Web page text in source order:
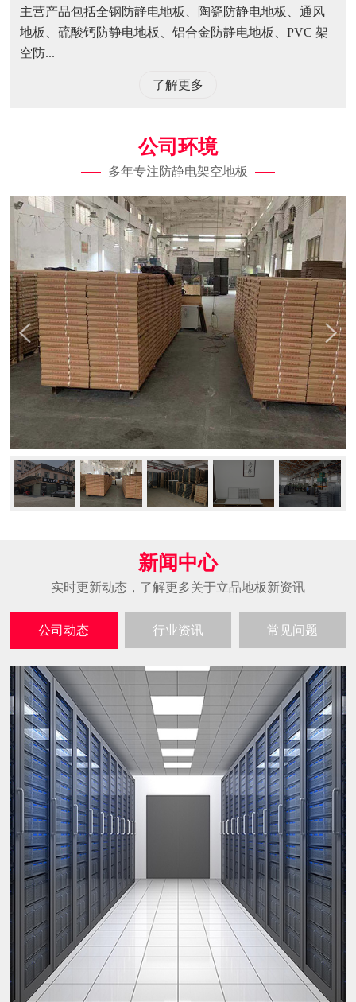
主营产品包括全钢防静电地板、陶瓷防静电地板、通风
地板、硫酸钙防静电地板、铝合金防静电地板、PVC 架
空防...
了解更多
公司环境
多年专注防静电架空地板
新闻中心
实时更新动态，了解更多关于立品地板新资讯
公司动态 行业资讯 常见问题